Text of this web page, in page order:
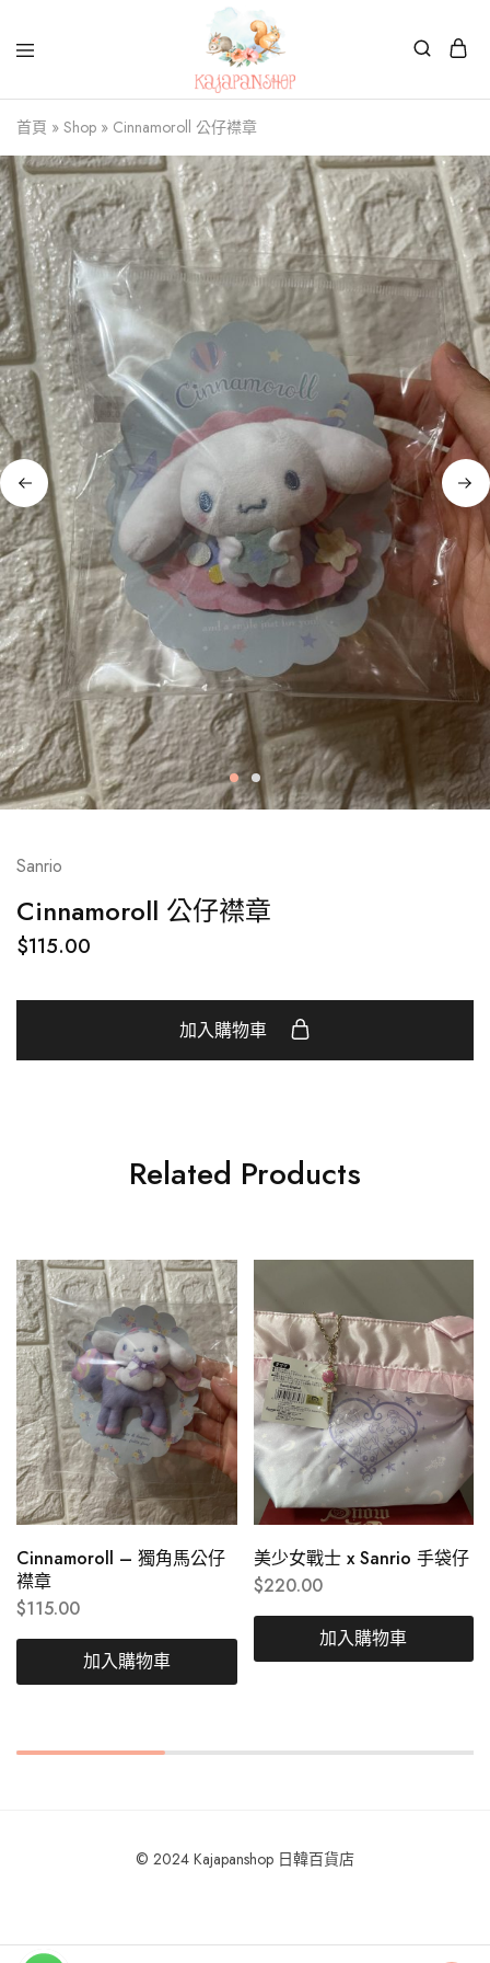
Kajapanshop
韓
百
貨
店
首頁 » Shop » Cinnamoroll 公仔襟章
Sanrio
Cinnamoroll 公仔襟章
$115.00
加入購物車
Related Products
Cinnamoroll – 獨角馬公仔
襟章
$115.00
加入購物車
美少女戰士 x Sanrio 手袋仔
$220.00
加入購物車
© 2024 Kajapanshop 日韓百貨店